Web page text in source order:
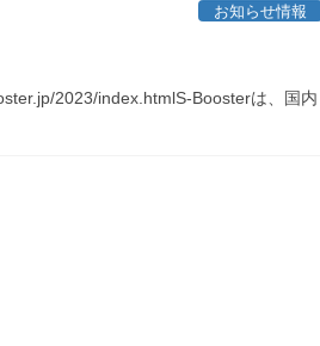
お知らせ情報
2023/index.htmlS-Boosterは、国内